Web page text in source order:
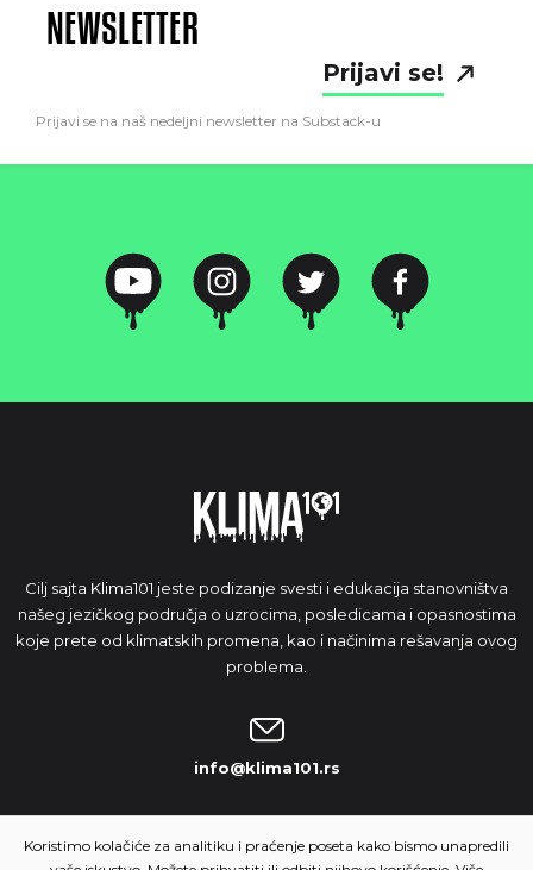
NEWSLETTER
Prijavi se!
Prijavi se na naš nedeljni newsletter na Substack-u
Cilj sajta Klima101 jeste podizanje svesti i edukacija stanovništva
našeg jezičkog područja o uzrocima, posledicama i opasnostima
koje prete od klimatskih promena, kao i načinima rešavanja ovog
problema.
info@klima101.rs
NAŠA IDEJA
Koristimo kolačiće za analitiku i praćenje poseta kako bismo unapredili